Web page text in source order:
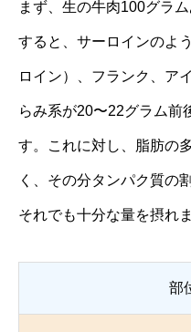
まず、生の牛肉100グラ
すると、サーロインのよ
ロイン）、フランク、ア
らみ系が20〜22グラム前
す。これに対し、脂肪の
く、その分タンパク質の
それでも十分な量を摂れま
部